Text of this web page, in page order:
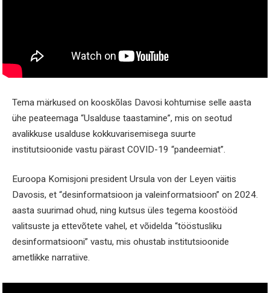
Tema märkused on kooskõlas Davosi kohtumise selle aasta
ühe peateemaga “Usalduse taastamine”, mis on seotud
avalikkuse usalduse kokkuvarisemisega suurte
institutsioonide vastu pärast COVID-19 “pandeemiat”.
Euroopa Komisjoni president Ursula von der Leyen väitis
Davosis, et “desinformatsioon ja valeinformatsioon” on 2024.
aasta suurimad ohud, ning kutsus üles tegema koostööd
valitsuste ja ettevõtete vahel, et võidelda “tööstusliku
desinformatsiooni” vastu, mis ohustab institutsioonide
ametlikke narratiive.